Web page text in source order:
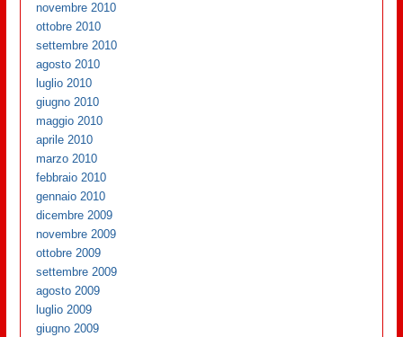
novembre 2010
ottobre 2010
settembre 2010
agosto 2010
luglio 2010
giugno 2010
maggio 2010
aprile 2010
marzo 2010
febbraio 2010
gennaio 2010
dicembre 2009
novembre 2009
ottobre 2009
settembre 2009
agosto 2009
luglio 2009
giugno 2009